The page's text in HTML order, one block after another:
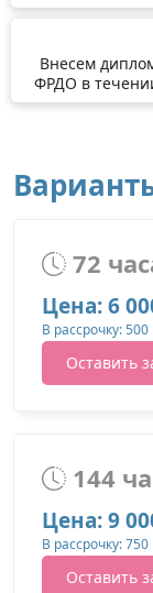
Внесем
ФРДО в
72
Цена: 6
В рассрочку:
Оставить
144
Цена: 9
В рассрочку:
Оставить